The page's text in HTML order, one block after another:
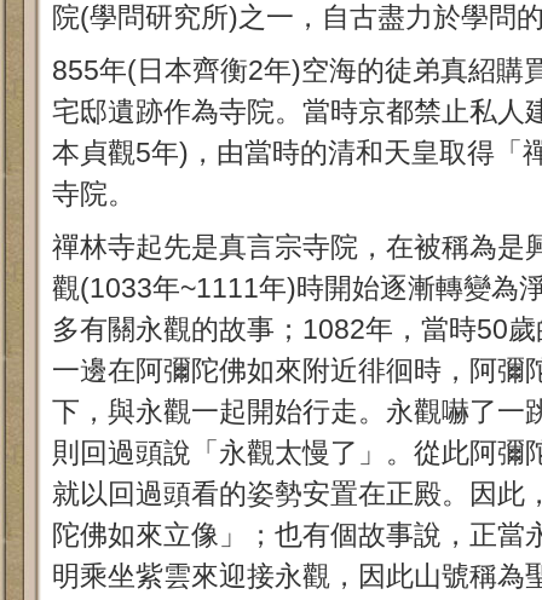
院(學問研究所)之一，自古盡力於學問
855年(日本齊衡2年)空海的徒弟真紹購
宅邸遺跡作為寺院。當時京都禁止私人
本貞觀5年)，由當時的清和天皇取得「
寺院。
禪林寺起先是真言宗寺院，在被稱為是
觀(1033年~1111年)時開始逐漸轉變為
多有關永觀的故事；1082年，當時50
一邊在阿彌陀佛如來附近徘徊時，阿彌
下，與永觀一起開始行走。永觀嚇了一
則回過頭說「永觀太慢了」。從此阿彌
就以回過頭看的姿勢安置在正殿。因此
陀佛如來立像」；也有個故事說，正當
明乘坐紫雲來迎接永觀，因此山號稱為